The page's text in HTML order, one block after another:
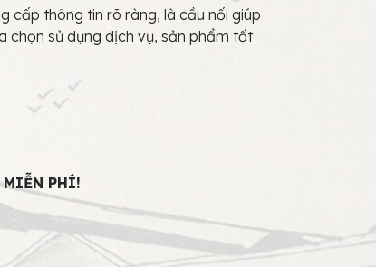
cấp thông tin rõ ràng, là cầu nối giúp
chọn sử dụng dịch vụ, sản phẩm tốt
PHÍ!